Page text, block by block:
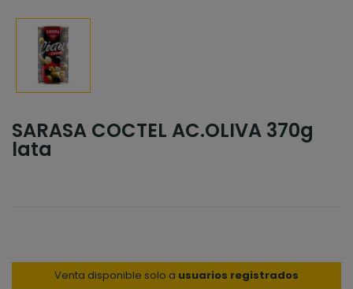
SARASA COCTEL AC.OLIVA 370g
lata
Venta disponible solo a usuarios registrados